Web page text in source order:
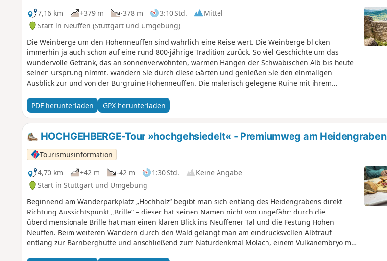
7,16 km
+379 m -378 m 3:10 Std.
Mittel
Start in Neuffen (Stuttgart und Umgebung)
Die Weinberge um den Hohenneuffen sind wahrlich eine Reise wert. Die Weinberge blicken
immerhin ja auch schon auf eine rund 800-jährige Tradition zurück. So viel Geschichte um das
wundervolle Getränk, das an sonnenverwöhnten, warmen Hängen der Schwäbischen Alb bis heute
seinen Ursprung nimmt. Wandern Sie durch diese Gärten und genießen Sie den einmaligen
Ausblick zur und von der Burgruine Hohenneuffen. Die malerisch gelegene Ruine mit ihrem
ausgebaut. In ihrer langen Geschichte wurde diese aber nie wirklich eingenommen. Im Jahr 1948
wurde hier beim Treffen der „Dreiländerkonferenz“ sogar die Fusion Baden-Württembergs
beschlossen. Man wandelt folglich auf historischen Pfaden den »hochgehkeltert« hinauf und
genießt beeindruckende Rundumblicke ins Alb-Vorland und die raue Natur der Alb in vollen Zügen.
PDF herunterladen GPX herunterladen
HOCHGEHBERGE-Tour »hochgehsiedelt« - Premiumweg am Heidengraben
Tourismusinformation
4,70 km
+42 m -42 m 1:30 Std.
Keine Angabe
Start in Stuttgart und Umgebung
Beginnend am Wanderparkplatz „Hochholz“ begibt man sich entlang des Heidengrabens direkt
Richtung Aussichtspunkt „Brille“ – dieser hat seinen Namen nicht von ungefähr: durch die
überdimensionale Brille hat man einen klaren Blick ins Neuffener Tal und die Festung Hohen
Neuffen. Beim weiteren Wandern durch den Wald gelangt man am eindrucksvollen Albtrauf
entlang zur Barnberghütte und anschließend zum Naturdenkmal Molach, einem Vulkanembryo mit